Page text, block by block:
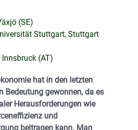
(SE)
Stuttgart, Stuttgart
(AT)
hat in den letzten
Bedeutung gewonnen, da es
Herausforderungen wie
und
beitragen kann. Man